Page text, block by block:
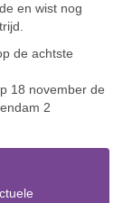
en wist nog
de achtste
18 november de
2